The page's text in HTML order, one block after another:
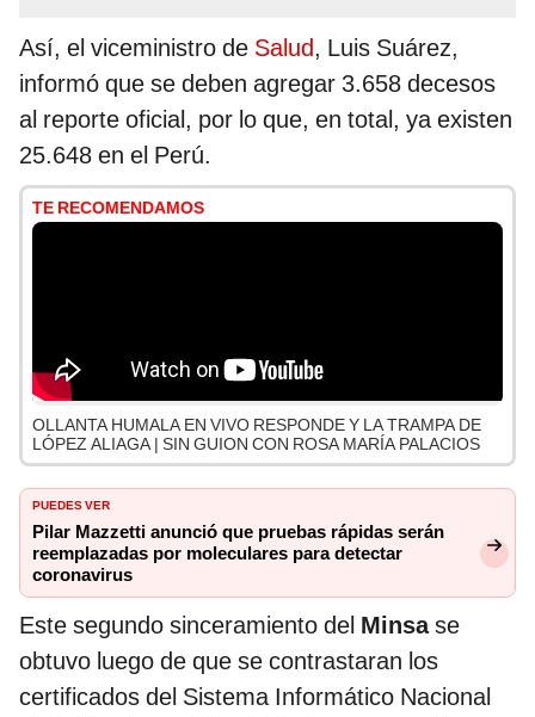
Así, el viceministro de Salud, Luis Suárez,
informó que se deben agregar 3.658 decesos
al reporte oficial, por lo que, en total, ya existen
25.648 en el Perú.
TE RECOMENDAMOS
OLLANTA HUMALA EN VIVO RESPONDE Y LA TRAMPA DE
LÓPEZ ALIAGA | SIN GUION CON ROSA MARÍA PALACIOS
PUEDES VER
Pilar Mazzetti anunció que pruebas rápidas serán
reemplazadas por moleculares para detectar
coronavirus
Este segundo sinceramiento del Minsase
obtuvo luego de que se contrastaran los
certificados del Sistema Informático Nacional